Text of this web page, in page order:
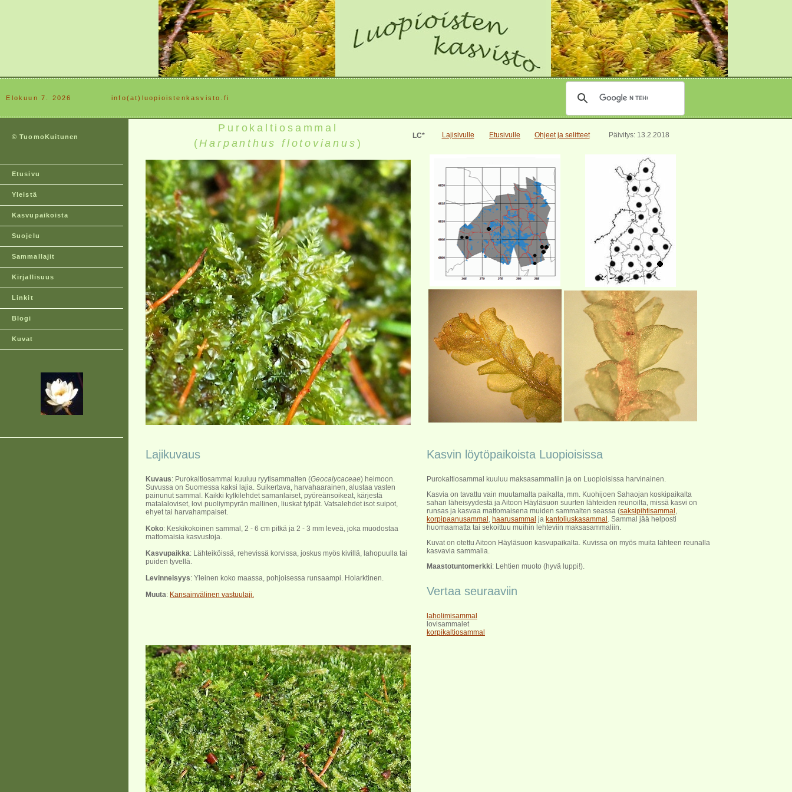
Elokuun 7. 2026 ............info(at)luopioistenkasvisto.fi
© TuomoKuitunen
Etusivu
Yleistä
Kasvupaikoista
Suojelu
Sammallajit
Kirjallisuus
Linkit
Blogi
Kuvat
Purokaltiosammal
(Harpanthus flotovianus )
LC* Lajisivulle Etusivulle Ohjeet ja selitteet Päivitys: 13.2.2018
Lajikuvaus
Kuvaus: Purokaltiosammal kuuluu ryytisammalten (Geocalycaceae) heimoon.
Suvussa on Suomessa kaksi lajia. Suikertava, harvahaarainen, alustaa vasten
painunut sammal. Kaikki kylkilehdet samanlaiset, pyöreänsoikeat, kärjestä
matalaloviset, lovi puoliympyrän mallinen, liuskat tylpät. Vatsalehdet isot suipot,
ehyet tai harvahampaiset.
Koko: Keskikokoinen sammal, 2 - 6 cm pitkä ja 2 - 3 mm leveä, joka muodostaa
mattomaisia kasvustoja.
Kasvupaikka: Lähteiköissä, rehevissä korvissa, joskus myös kivillä, lahopuulla tai
puiden tyvellä.
Levinneisyys: Yleinen koko maassa, pohjoisessa runsaampi. Holarktinen.
Muuta: Kansainvälinen vastuulaji.
Kasvin löytöpaikoista Luopioisissa
Purokaltiosammal kuuluu maksasammaliin ja on Luopioisissa harvinainen.
Kasvia on tavattu vain muutamalta paikalta, mm. Kuohijoen Sahaojan koskipaikalta
sahan läheisyydestä ja Aitoon Häyläsuon suurten lähteiden reunoilta, missä kasvi on
runsas ja kasvaa mattomaisena muiden sammalten seassa (saksipihtisammal ,
korpipaanusammal , haarusammal ja kantoliuskasammal . Sammal jää helposti
huomaamatta tai sekoittuu muihin lehteviin maksasammaliin.
Kuvat on otettu Aitoon Häyläsuon kasvupaikalta. Kuvissa on myös muita lähteen reunalla
kasvavia sammalia.
Maastotuntomerkki: Lehtien muoto (hyvä luppi!).
Vertaa seuraaviin
laholimisammal
lovisammalet
korpikaltiosammal